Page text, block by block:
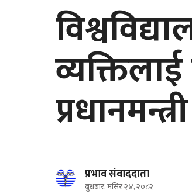
प्रभाव संवाददाता
बुधबार, मंसिर २४, २०८२